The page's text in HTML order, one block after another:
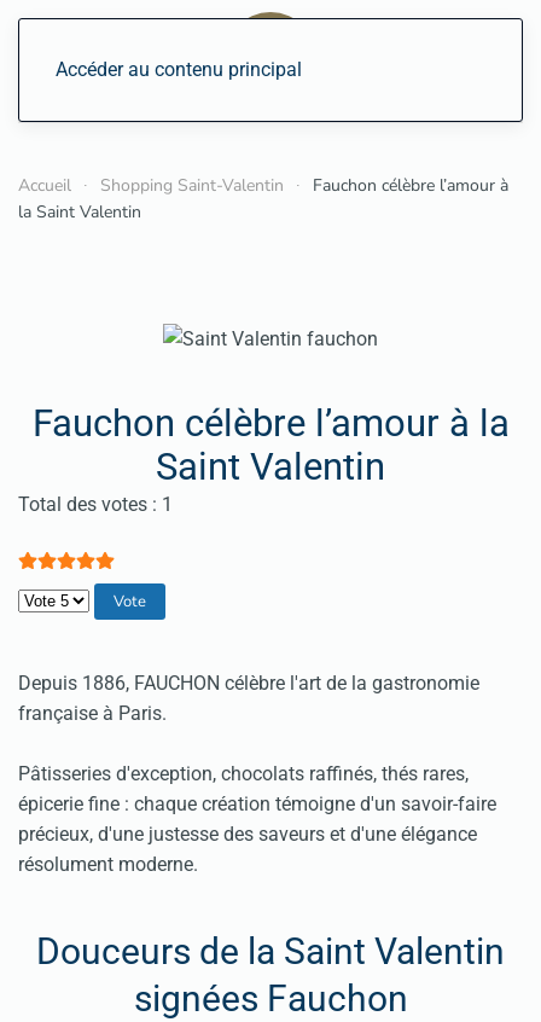
Accéder au contenu principal
Accueil Shopping Saint-Valentin
Fauchon célèbre l’amour à
la Saint Valentin
Fauchon célèbre l’amour à la
Saint Valentin
Vote utilisateur:5/
Total des votes : 1
Veuillez voter
Depuis 1886, FAUCHON célèbre l'art de la gastronomie
française à Paris.
Pâtisseries d'exception, chocolats raffinés, thés rares,
épicerie fine : chaque création témoigne d'un savoir-faire
précieux, d'une justesse des saveurs et d'une élégance
résolument moderne.
Douceurs de la Saint Valentin
signées Fauchon